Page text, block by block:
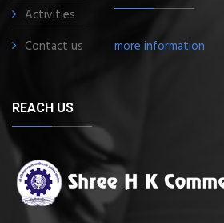
Activities
Contact us
more information
REACH US